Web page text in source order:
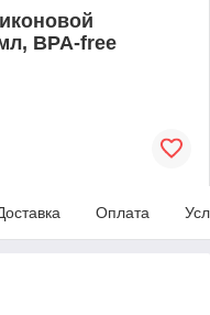
BPA-free
Оплата